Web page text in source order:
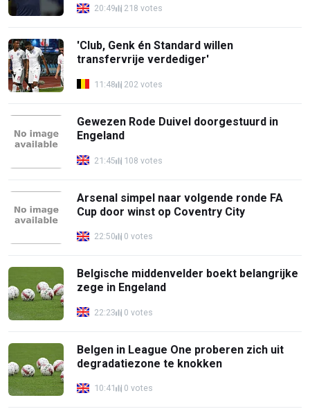
20:49 218 votes
'Club, Genk én Standard willen
transfervrije verdediger'
11:48 202 votes
Gewezen Rode Duivel doorgestuurd in
Engeland
21:45 108 votes
Arsenal simpel naar volgende ronde FA
Cup door winst op Coventry City
22:50 0 votes
Belgische middenvelder boekt belangrijke
zege in Engeland
22:23 0 votes
Belgen in League One proberen zich uit
degradatiezone te knokken
10:41 0 votes